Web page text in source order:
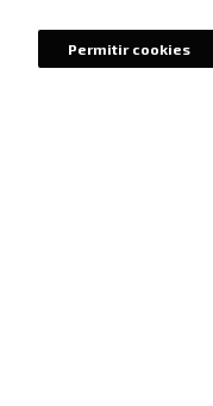
Permitir cookies
John John Club
Política de Privacidade
Central de Atendimento
NOSSAS AÇÕES
Livelo